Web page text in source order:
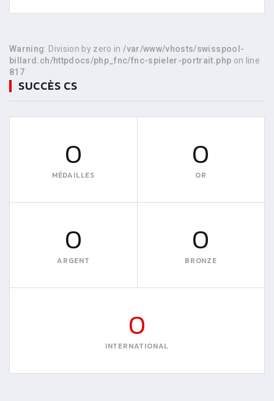
Warning: Division by zero in/var/www/vhosts/swisspool-
billard.ch/httpdocs/php_fnc/fnc-spieler-portrait.php on line
817
SUCCÈS CS
0
MÉDAILLES
0
OR
0
ARGENT
0
BRONZE
0
INTERNATIONAL